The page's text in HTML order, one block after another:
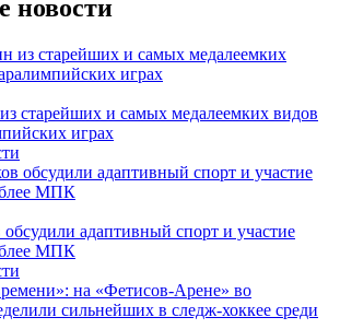
новости
старейших и самых медалеемких видов
играх
адаптивный спорт и участие
МПК